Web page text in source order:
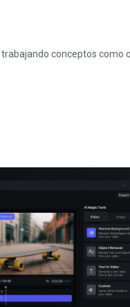
conceptos